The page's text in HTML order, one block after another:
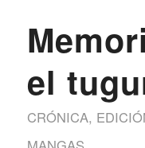
el
CRÓNICA,